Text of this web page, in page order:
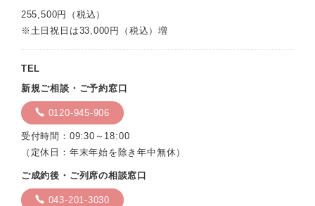
255,500円（税込）
※土日祝日は33,000円（税込）増
TEL
新規ご相談・ご予約窓口
0120-945-906
受付時間：09:30～18:00
（定休日：年末年始を除き年中無休）
ご成約後・ご列席の相談窓口
043-201-3030